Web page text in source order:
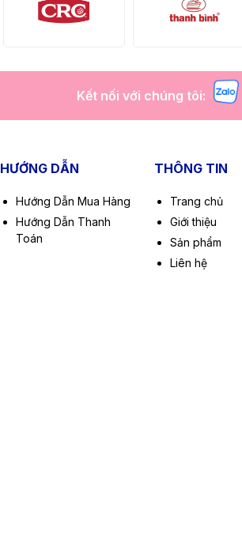
Kết nối với chúng tôi:
HƯỚNG DẪN
Hướng Dẫn Mua Hàng
Hướng Dẫn Thanh
Toán
THÔNG TIN
Trang chủ
Giới thiệu
Sản phẩm
Liên hệ